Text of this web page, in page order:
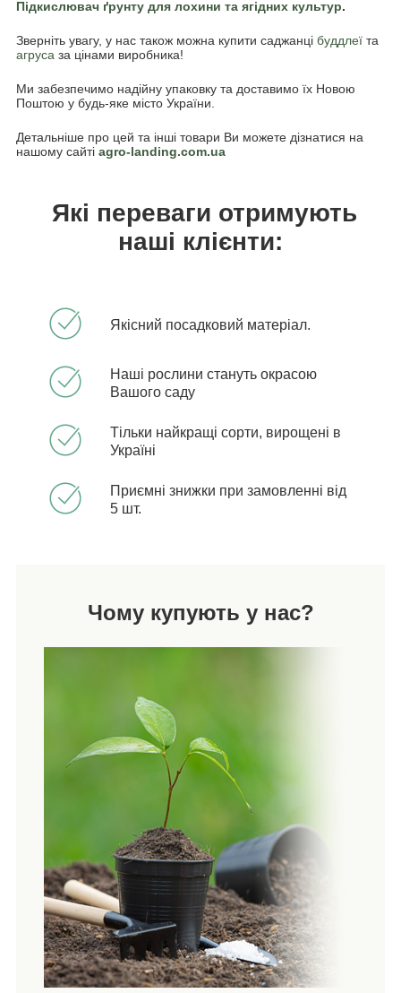
Підкислювач ґрунту для лохини та ягідних культур.
Зверніть увагу, у нас також можна купити саджанці буддлеї та
агруса за цінами виробника!
Ми забезпечимо надійну упаковку та доставимо їх Новою
Поштою у будь-яке місто України.
Детальніше про цей та інші товари Ви можете дізнатися на
нашому сайті agro-landing.com.ua
Які переваги отримують
наші клієнти:
Якісний посадковий матеріал.
Наші рослини стануть окрасою
Вашого саду
Тільки найкращі сорти, вирощені в
Україні
Приємні знижки при замовленні від
5 шт.
Чому купують у нас?